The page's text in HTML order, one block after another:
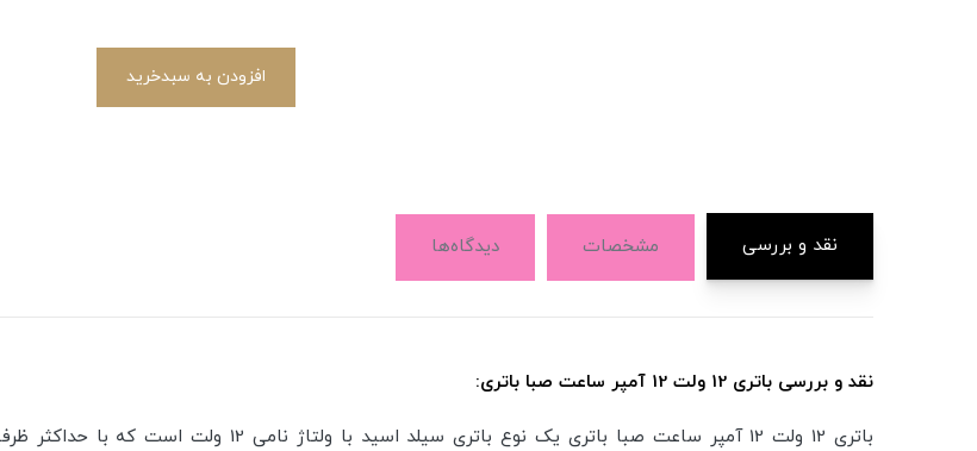
افزودن به سبدخرید
نقد و بررسی مشخصات دیدگاه‌ها
نقد و بررسی باتری 12 ولت 12 آمپر ساعت صبا باتری: